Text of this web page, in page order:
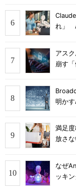
れ」
アス
崩す
明かす
満足
放さ
なぜ
ッキ